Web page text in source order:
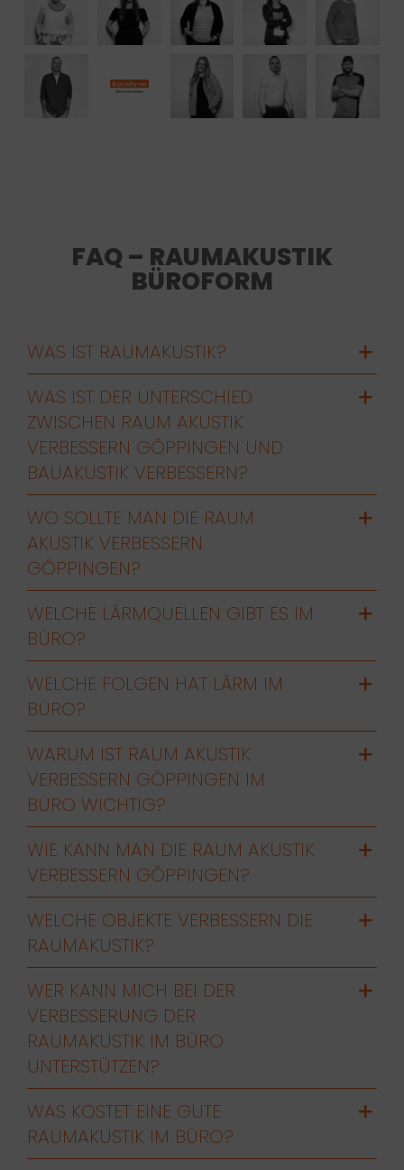
FAQ – RAUMAKUSTIK
BÜROFORM
WAS IST RAUMAKUSTIK?
WAS IST DER UNTERSCHIED
ZWISCHEN RAUM AKUSTIK
VERBESSERN GÖPPINGEN UND
BAUAKUSTIK VERBESSERN?
WO SOLLTE MAN DIE RAUM
AKUSTIK VERBESSERN
GÖPPINGEN?
WELCHE LÄRMQUELLEN GIBT ES IM
BÜRO?
WELCHE FOLGEN HAT LÄRM IM
BÜRO?
WARUM IST RAUM AKUSTIK
VERBESSERN GÖPPINGEN IM
BÜRO WICHTIG?
WIE KANN MAN DIE RAUM AKUSTIK
VERBESSERN GÖPPINGEN?
WELCHE OBJEKTE VERBESSERN DIE
RAUMAKUSTIK?
WER KANN MICH BEI DER
VERBESSERUNG DER
RAUMAKUSTIK IM BÜRO
UNTERSTÜTZEN?
WAS KOSTET EINE GUTE
RAUMAKUSTIK IM BÜRO?